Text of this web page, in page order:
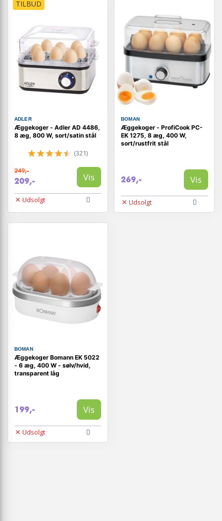
TILBUD
ADLER
Æggekoger - Adler AD 4486,
8 æg, 800 W, sort/satin stål
(321)
249,-
209,- Vis
Udsolgt
BOMAN
Æggekoger - ProfiCook PC-
EK 1275, 8 æg, 400 W,
sort/rustfrit stål
269,- Vis
Udsolgt
BOMAN
Æggekoger Bomann EK 5022
- 6 æg, 400 W - sølv/hvid,
transparent låg
199,- Vis
Udsolgt